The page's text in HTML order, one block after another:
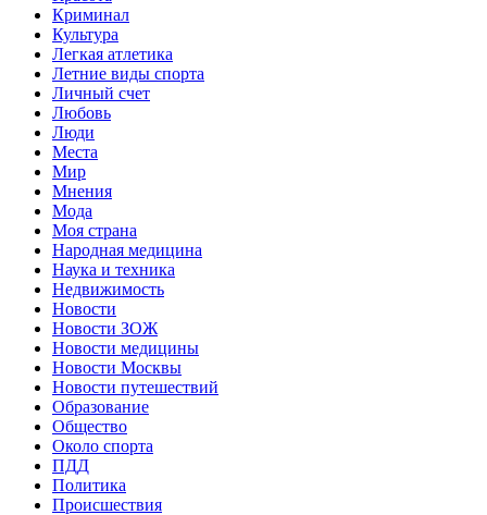
Криминал
Культура
Легкая атлетика
Летние виды спорта
Личный счет
Любовь
Люди
Места
Мир
Мнения
Мода
Моя страна
Народная медицина
Наука и техника
Недвижимость
Новости
Новости ЗОЖ
Новости медицины
Новости Москвы
Новости путешествий
Образование
Общество
Около спорта
ПДД
Политика
Происшествия